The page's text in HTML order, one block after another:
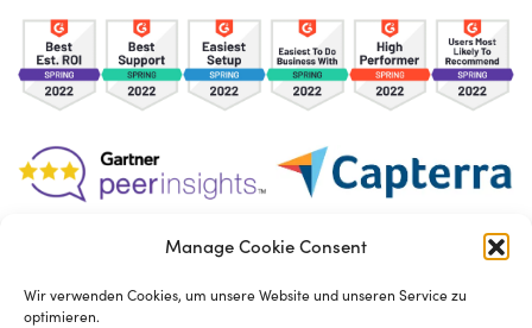
Manage Cookie Consent
Wir verwenden Cookies, um unsere Website und unseren Service zu
optimieren.
TOS Privacy Policy